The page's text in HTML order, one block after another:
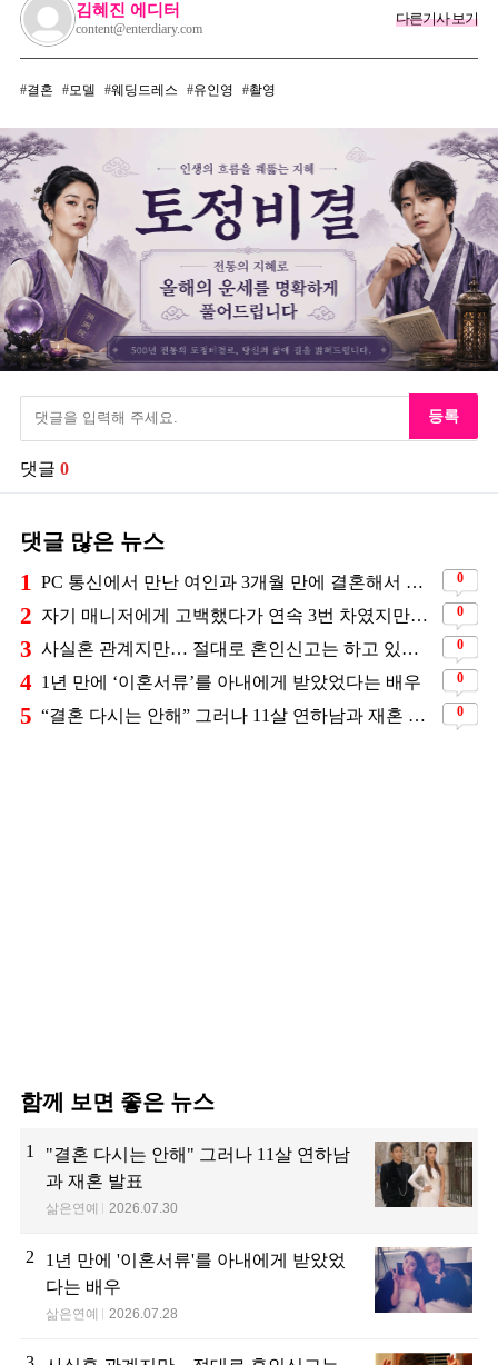
김혜진 에디터
content@enterdiary.com
다른기사 보기
결혼 모델 웨딩드레스 유인영 촬영
등록
댓글 0
댓글 많은 뉴스
1 PC 통신에서 만난 여인과 3개월 만에 결혼해서 잘 살고 있는 배우 0
2 자기 매니저에게 고백했다가 연속 3번 차였지만… 결국 결혼에 성공한 배우 0
3 사실혼 관계지만… 절대로 혼인신고는 하고 있지 않다는 배우 0
4 1년 만에 ‘이혼서류’를 아내에게 받았었다는 배우 0
5 “결혼 다시는 안해” 그러나 11살 연하남과 재혼 발표 0
함께 보면 좋은 뉴스
1
"결혼 다시는 안해" 그러나 11살 연하남
과 재혼 발표
삶은연예 2026.07.30
2
1년 만에 '이혼서류'를 아내에게 받았었
다는 배우
삶은연예 2026.07.28